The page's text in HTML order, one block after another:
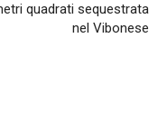
quadrati sequestrata
nel Vibonese